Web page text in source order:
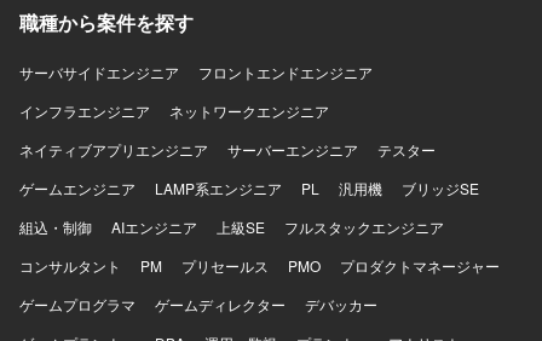
ータ処理基盤としてはSnowflakeおよびDatabricksのSpark
を使用し、大規模データの処理・学習・推論を行います。
マネージドクラウドサービスとしてDatabricks on AWSおよ
びQdrantを利用します。
事業の立ち上げに中核メンバーとして関わることができ、
定性データの高度な活用やナレッジ基盤構築といった先進
的なテーマに取り組んでいただけます。複数の大企業との
契約実績がある環境で、プロダクトの成長とともに自身の
技術的・ビジネス的なスキルを高めることができます。デ
広範なデータエンジニアリングの経験を積める点も魅力で
す。 【開発環境】 BackendではPythonやFastAPI、Prefect
しております。インフラストラクチャはAWSを中心に
Fargate、Aurora、S3、ElastiCacheなどを利用し、
Terraformで構成管理を行っております。周辺ツールとして
Github、Slack、Notion、Datadog、Linearを活用してお
い、顧客向け報告書やプロジェクト進捗レポートなどのド
キュメントを作成します。 【求める人物像】 ベンチャー気
質なカルチャーに抵抗がなく、お客様の中に深く入り込み
潜在課題を見抜いて提案できる方が望ましいです。コンサ
ルティングとテクノロジーの両軸で価値を発揮でき、自ら
業をいとわない泥臭さのある方を求めています。営業や開
発チームと自発的かつ高頻度なコミュニケーションを取れ
AIを活用して顧客の売上や事業をグロースさせる攻めの推
進ができる方が理想です。 【ポジションの魅力】 AX戦略の
立案から要件定義、開発推進、導入・定着まで一貫して携
わることができ、LLMやRAG、AI AGENTなど生成AI領域の
職種から案件を探す
サーバサイドエンジニア
フロントエンドエンジニア
インフラエンジニア
ネットワークエンジニア
ネイティブアプリエンジニア
サーバーエンジニア
テスター
ゲームエンジニア
LAMP系エンジニア PL 汎用機
ブリッジSE
組込・制御
AIエンジニア 上級SE
フルスタックエンジニア
コンサルタント
PM プリセールス PMO
プロダクトマネージャー
ゲームプログラマ
ゲームディレクター
デバッカー